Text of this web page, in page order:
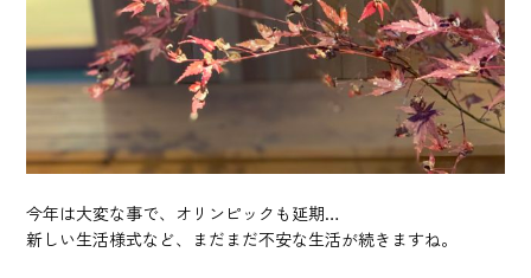
今年は大変な事で、オリンピックも延期…
新しい生活様式など、まだまだ不安な生活が続きますね。